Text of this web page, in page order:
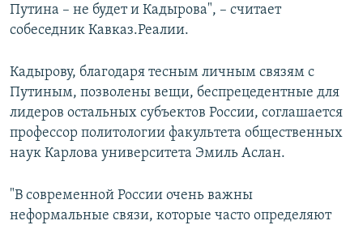
Путина – не будет и Кадырова", – считает
собеседник Кавказ.Реалии.
Кадырову, благодаря тесным личным связям с
Путиным, позволены вещи, беспрецедентные для
лидеров остальных субъектов России, соглашается
профессор политологии факультета общественных
наук Карлова университета Эмиль Аслан.
"В современной России очень важны
неформальные связи, которые часто определяют